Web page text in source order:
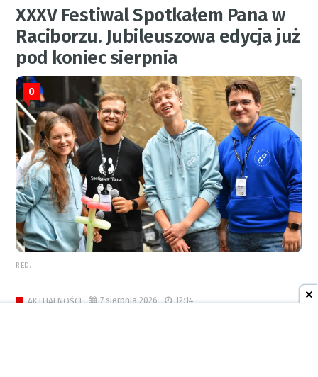
XXXV Festiwal Spotkałem Pana w
Raciborzu. Jubileuszowa edycja już
pod koniec sierpnia
0
RED.
AKTUALNOŚCI 7 sierpnia 2026 12:14